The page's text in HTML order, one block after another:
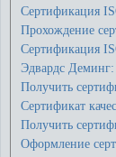
Сертификация
Прохождение
Сертификация
Эдвардс Деминг:
Получить
Сертификат
Получить
Оформление